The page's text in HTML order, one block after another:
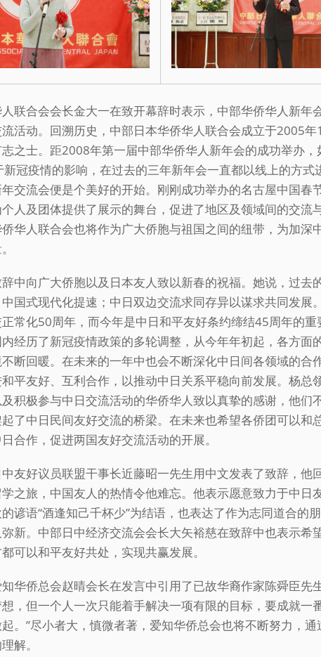
联合会会长金大一在致开幕辞时表示，中部华侨华人新年
活动。回溯历史，中部日本华侨华人联合会成立于2005年
之士。距2008年第一届中部华侨华人新年会的成功举办，
冠疫情的影响，在过去的三年新年会一直都以线上的方式
交流会便是个美好的开始。刚刚成功举办的名古屋中国春
人及团体提供了展示的舞台，促进了地区及领域间的交流
华人联合会也将作为广大侨胞与祖国之间的纽带，为加深
中向广大侨胞以及日本友人致以新春的祝福。她说，过去
国式现代化提速；中日双边交流求同存异以谋求共同发展
常化50周年，而今年是中日和平友好条约缔结45周年的
经历了新冠疫情政策的多轮调整，从今年年初起，各方面
断回暖。在未来的一年中也会不断深化中日间各领域的合
平友好、互利合作，以推动中日关系平稳向前发展。杨总
积极参与中日交流活动的华侨华人致以真挚的感谢，他们
了中日民间友好交流的桥梁。在未来也希望各侨团可以和
合作，促进两国友好交流活动的开展。
友好议员联盟干事长近藤昭一先生用中文发表了致辞，他
之旅，中国友人的热情令他难忘。他表示愿意致力于中日
谚语“酒逢知己千杯少”为结语，也表达了作为志同道合的
新。中部日中经济交流会会长大矢裕慈在致辞中也表示希
可以和平友好共处，实现共赢发展。
华侨总会赵晴会长在发言中引用了已故华裔作家陈舜臣先
，但一个人一次只能着手解决一项有限的目标，要成就一
。”尽小者大，慎微者著，爱知华侨总会也将不断努力，
解。